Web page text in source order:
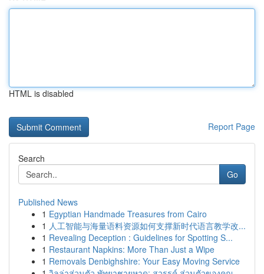
HTML is disabled
Report Page
Search
Go
Published News
1 Egyptian Handmade Treasures from Cairo
1 人工智能与海量语料资源如何支撑新时代语言教学改...
1 Revealing Deception : Guidelines for Spotting S...
1 Restaurant Napkins: More Than Just a Wipe
1 Removals Denbighshire: Your Easy Moving Service